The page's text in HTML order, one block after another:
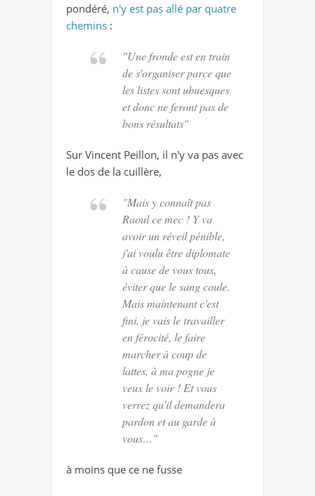
pondéré, n'y est pas allé par quatre
chemins :
"Une fronde est en train
de s'organiser parce que
les listes sont ubuesques
et donc ne feront pas de
bons résultats"
Sur Vincent Peillon, il n'y va pas avec
le dos de la cuillère,
"Mais y connaît pas
Raoul ce mec ! Y va
avoir un réveil pénible,
j'ai voulu être diplomate
à cause de vous tous,
éviter que le sang coule.
Mais maintenant c'est
fini, je vais le travailler
en férocité, le faire
marcher à coup de
lattes, à ma pogne je
veux le voir ! Et vous
verrez qu'il demandera
pardon et au garde à
vous…"
à moins que ce ne fusse